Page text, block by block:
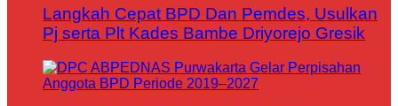
Langkah Cepat BPD Dan Pemdes, Usulkan
Pj serta Plt Kades Bambe Driyorejo Gresik